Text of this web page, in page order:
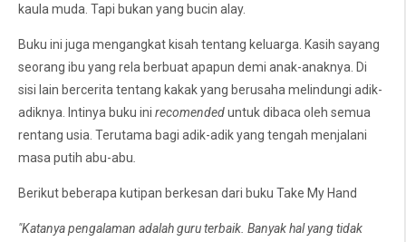
kaula muda. Tapi bukan yang bucin alay.
Buku ini juga mengangkat kisah tentang keluarga. Kasih sayang
seorang ibu yang rela berbuat apapun demi anak-anaknya. Di
sisi lain bercerita tentang kakak yang berusaha melindungi adik-
adiknya. Intinya buku ini recomendeduntuk dibaca oleh semua
rentang usia. Terutama bagi adik-adik yang tengah menjalani
masa putih abu-abu
Berikut beberapa kutipan berkesan dari buku Take My Hand
"Katanya pengalaman adalah guru terbaik. Banyak hal yang tidak